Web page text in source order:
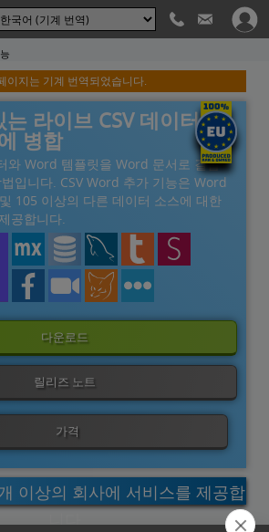
이지는 기계 번역되었습니다.
다운로드
릴리즈 노트
가격
라이브 CSV 데이터를
병합
와 Word 템플릿을 Word 문서로 결합
입니다. CSV Word 추가 기능은 Word
105 이상의 다른 데이터 소스에 대한
공합니다.
이상의 회사에 서비스를 제공합
니다